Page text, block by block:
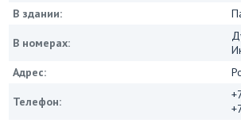
В здании:
В номерах:
Адрес:
Телефон: